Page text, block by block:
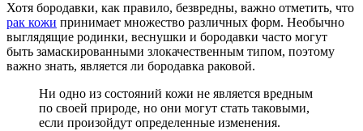
Хотя бородавки, как правило, безвредны, важно отметить, что
рак кожи принимает множество различных форм. Необычно
выглядящие родинки, веснушки и бородавки часто могут
быть замаскированными злокачественным типом, поэтому
важно знать, является ли бородавка раковой.
Ни одно из состояний кожи не является вредным
по своей природе, но они могут стать таковыми,
если произойдут определенные изменения.